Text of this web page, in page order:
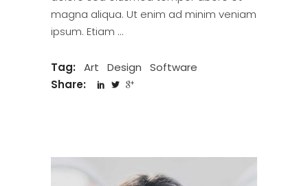
magna aliqua. Ut enim ad minim veniam
ipsum. Etiam
Tag: Art Design
Software
Share: